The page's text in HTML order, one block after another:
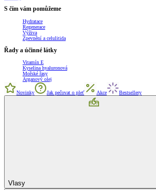
S čím vám pomůžeme
Hydratace
Regenerace
Výživa
Zpevnění a celulitida
Řady a účinné látky
Vitamín E
Kyselina hyaluronová
Mořské řasy
Arganový olej
Novinky Jak pečovat o pleť Akce Bestsellery
Vlasy